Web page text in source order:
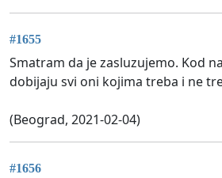
#1655
Smatram da je zasluzujemo. Kod
dobijaju svi oni kojima treba i ne
(Beograd, 2021-02-04)
#1656